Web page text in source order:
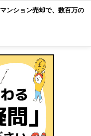
ンション売却で、数百万の